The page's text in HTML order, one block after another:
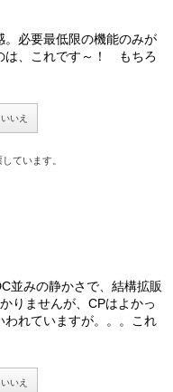
。必要最低限の機能のみが
は、これです～！ もちろ
いいえ
ています。
並みの静かさで、結構拡販
りませんが、CPはよかっ
われていますが。。。これ
いいえ